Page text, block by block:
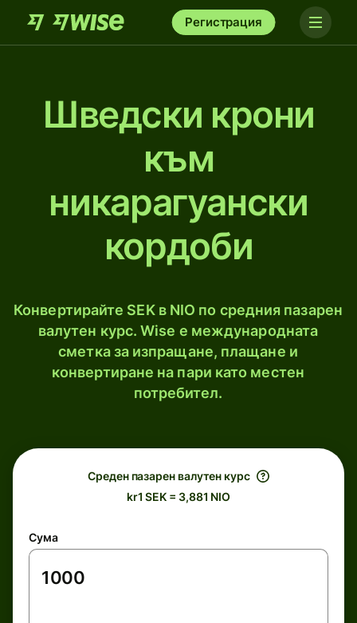
Регистрация
Шведски крони
към
никарагуански
кордоби
Конвертирайте SEK в NIO по средния пазарен
валутен курс. Wise е международната
сметка за изпращане, плащане и
конвертиране на пари като местен
потребител.
Среден пазарен валутен курс
kr1 SEK = 3,881 NIO
Сума